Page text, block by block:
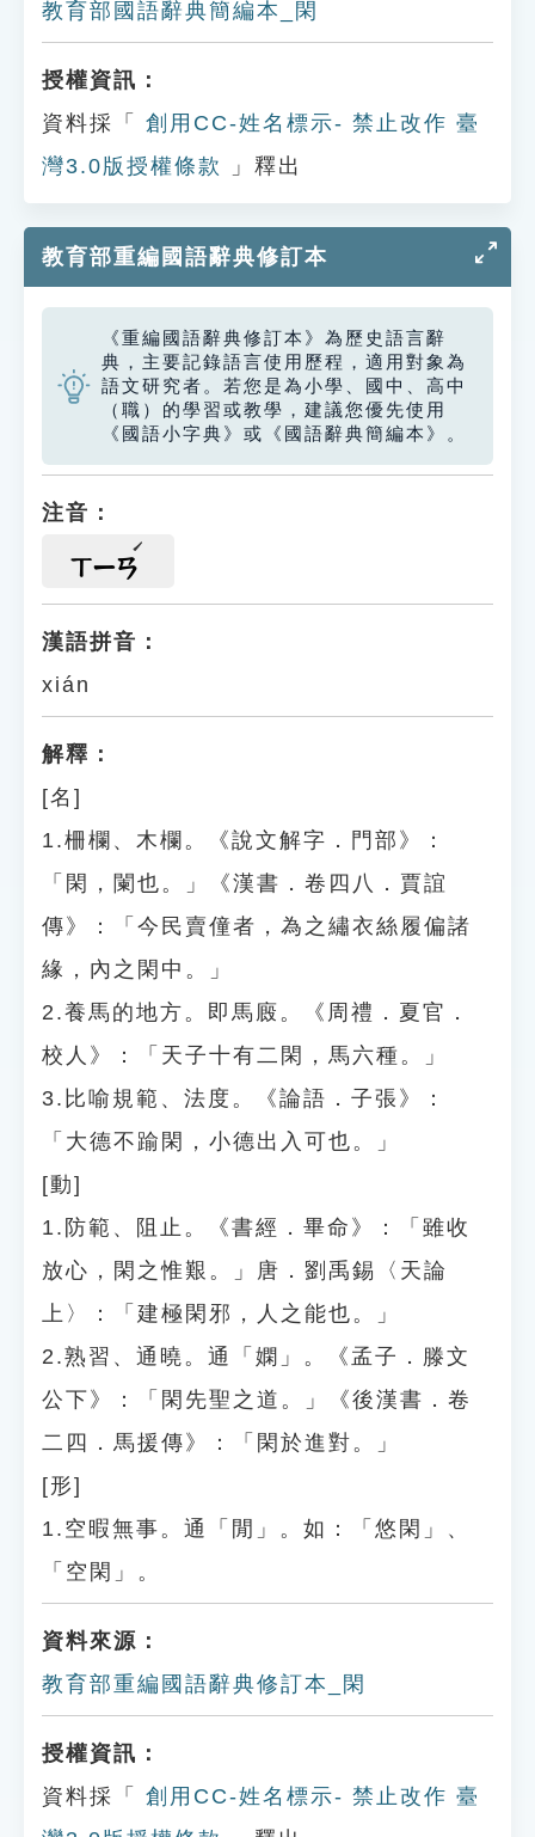
教育部國語辭典簡編本_閑
授權資訊：
資料採「
創用CC-姓名標示- 禁止改作 臺
灣3.0版授權條款
」釋出
教育部重編國語辭典修訂本
《重編國語辭典修訂本》為歷史語言辭
典，主要記錄語言使用歷程，適用對象為
語文研究者。若您是為小學、國中、高中
（職）的學習或教學，建議您優先使用
《國語小字典》或《國語辭典簡編本》。
注音：
ㄒㄧㄢ
漢語拼音：
xián
解釋：
[名]
1.柵欄、木欄。《說文解字．門部》：
「閑，闌也。」《漢書．卷四八．賈誼
傳》：「今民賣僮者，為之繡衣絲履偏諸
緣，內之閑中。」
2.養馬的地方。即馬廄。《周禮．夏官．
校人》：「天子十有二閑，馬六種。」
3.比喻規範、法度。《論語．子張》：
「大德不踰閑，小德出入可也。」
[動]
1.防範、阻止。《書經．畢命》：「雖收
放心，閑之惟艱。」唐．劉禹錫〈天論
上〉：「建極閑邪，人之能也。」
2.熟習、通曉。通「嫻」。《孟子．滕文
公下》：「閑先聖之道。」《後漢書．卷
二四．馬援傳》：「閑於進對。」
[形]
1.空暇無事。通「閒」。如：「悠閑」、
「空閑」。
資料來源：
教育部重編國語辭典修訂本_閑
授權資訊：
資料採「
創用CC-姓名標示- 禁止改作 臺